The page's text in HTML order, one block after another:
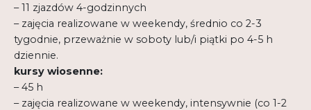
– 11 zjazdów 4-godzinnych
– zajęcia realizowane w weekendy, średnio co 2-3
tygodnie, przeważnie w soboty lub/i piątki po 4-5 h
dziennie.
kursy wiosenne:
– 45 h
– zajęcia realizowane w weekendy, intensywnie (co 1-2